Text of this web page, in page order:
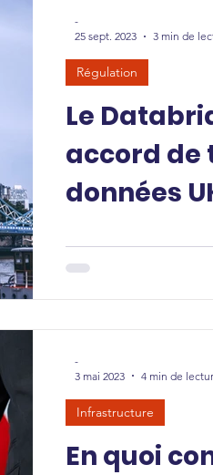
Le
accord de
données
Régulation
-
25 sept. 2023
3 min de
En quoi
Infrastructure
-
3 mai 2023
4 min de